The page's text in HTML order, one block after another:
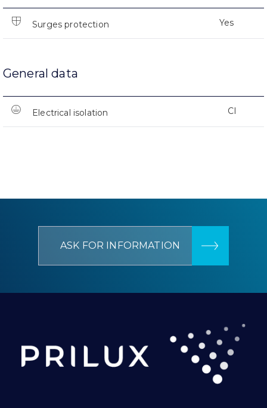
Surges protection Yes
General data
Electrical isolation CI
ASK FOR INFORMATION